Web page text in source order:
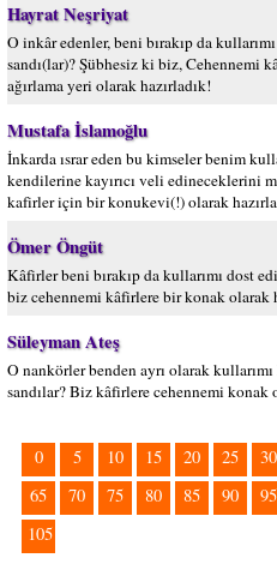
Hayrat Neşriyat
O inkâr edenler, beni bırakıp da
sandı(lar)? Şübhesiz ki biz, Cehennemi
ağırlama yeri olarak hazırladık!
Mustafa İslamoğlu
İnkarda ısrar eden bu kimseler benim
kendilerine kayırıcı veli edineceklerini
kafirler için bir konukevi(!) olarak
Ömer Öngüt
Kâfirler beni bırakıp da kullarımı dost
biz cehennemi kâfirlere bir konak olarak
Süleyman Ateş
O nankörler benden ayrı olarak
sandılar? Biz kâfirlere cehennemi konak
0 5 10 15 20 25 30
65
70 75 80 85 90 95
105